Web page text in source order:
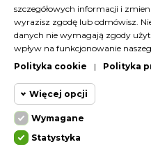
KONTAKT
szczegółowych informacji i
wyrazisz zgodę lub odmówisz.
danych nie wymagają zgody
wpływ na funkcjonowanie
Polityka cookie
| Polityka
Więcej opcji
Wymagane
Wymagane
Statystyka